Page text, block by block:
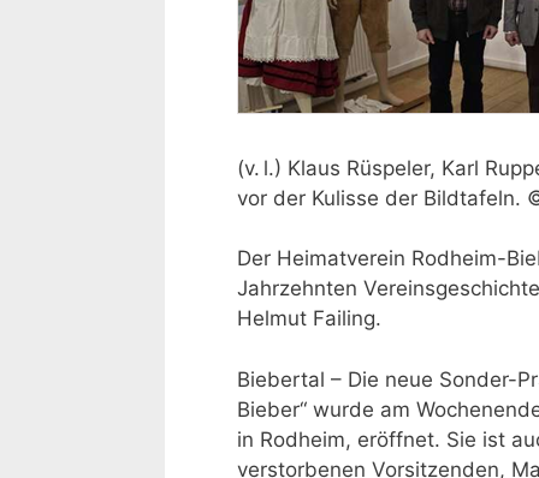
(v. l.) Klaus Rüspeler, Karl
vor der Kulisse der Bildtafeln.
Der Heimatverein Rodheim-
Jahrzehnten
Helmut Failing.
Biebertal – Die neue Sonder-
Bieber“ wurde am
in Rodheim, eröffnet. Sie ist
verstorbenen Vorsitzenden,